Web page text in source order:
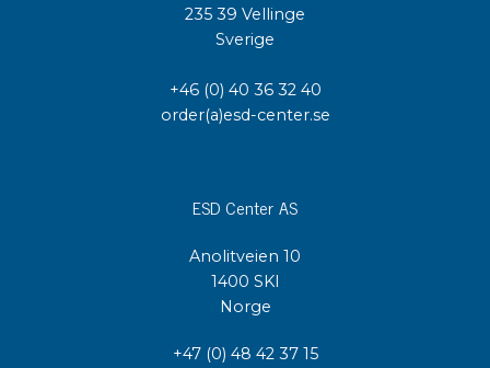
235 39 Vellinge
Sverige
+46 (0) 40 36 32 40
order(a)esd-center.se
ESD Center AS
Anolitveien 10
1400 SKI
Norge
+47 (0) 48 42 37 15